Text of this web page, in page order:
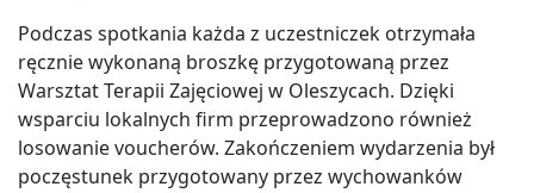
Podczas spotkania każda z uczestniczek otrzymała
ręcznie wykonaną broszkę przygotowaną przez
Warsztat Terapii Zajęciowej w Oleszycach. Dzięki
wsparciu lokalnych firm przeprowadzono również
losowanie voucherów. Zakończeniem wydarzenia był
poczęstunek przygotowany przez wychowanków